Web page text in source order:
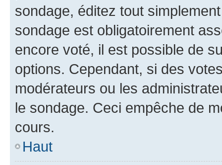
sondage, éditez tout
sondage est obligatoirement
encore voté, il est possible de
options. Cependant, si des
modérateurs ou les
le sondage. Ceci empêche de
cours.
Haut